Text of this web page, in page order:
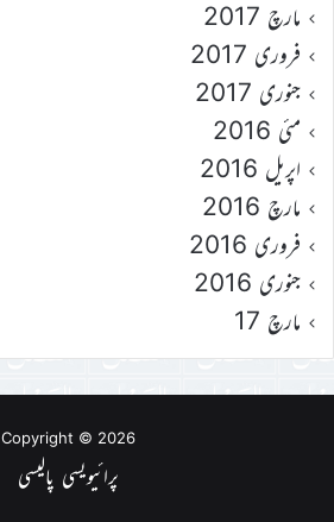
مارچ 2017
فروری 2017
جنوری 2017
مئی 2016
اپریل 2016
مارچ 2016
فروری 2016
جنوری 2016
مارچ 17
Copyright © 2026
پرائیویسی پالیسی